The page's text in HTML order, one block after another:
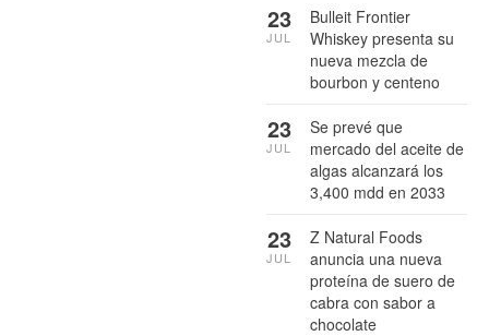
Bulleit Frontier
Whiskey presenta su
nueva mezcla de
bourbon y centeno
23
JUL
Se prevé que
mercado del aceite de
algas alcanzará los
3,400 mdd en 2033
23
JUL
Z Natural Foods
anuncia una nueva
proteína de suero de
cabra con sabor a
chocolate
23
JUL